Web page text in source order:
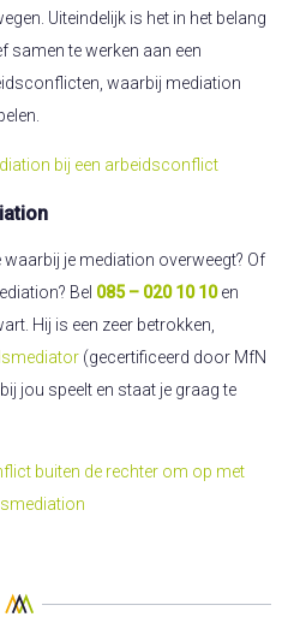
Uiteindelijk is het in het belang
samen te werken aan een
waarbij mediation
bij een arbeidsconflict
je mediation overweegt? Of
Bel 085 – 020 10 10en
Hij is een zeer betrokken,
(gecertificeerd door MfN
jou speelt en staat je graag te
buiten de rechter om op met